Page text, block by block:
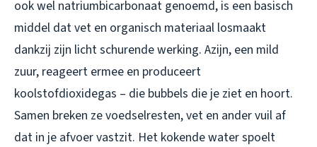
ook wel natriumbicarbonaat genoemd, is een basisch
middel dat vet en organisch materiaal losmaakt
dankzij zijn licht schurende werking. Azijn, een mild
zuur, reageert ermee en produceert
koolstofdioxidegas – die bubbels die je ziet en hoort.
Samen breken ze voedselresten, vet en ander vuil af
dat in je afvoer vastzit. Het kokende water spoelt